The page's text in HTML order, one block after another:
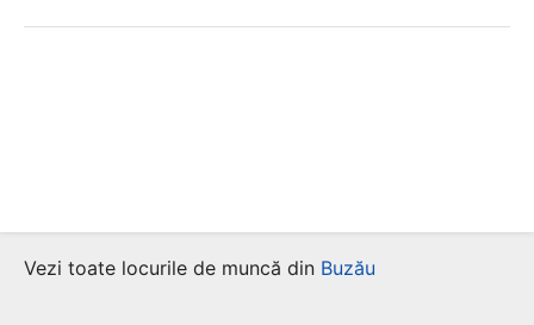
Vezi toate locurile de muncă din Buzău